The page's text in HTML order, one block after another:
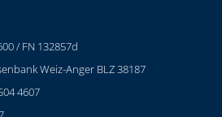
/ FN 132857d
Weiz-Anger BLZ 38187
4607